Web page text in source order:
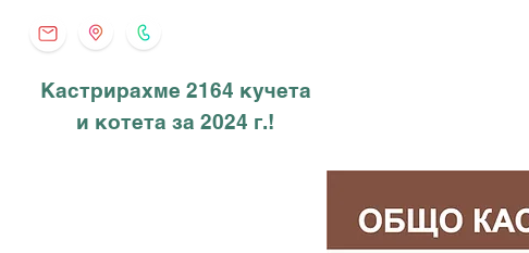
Кастрирахме 2164 кучета
и котета за 2024 г.!